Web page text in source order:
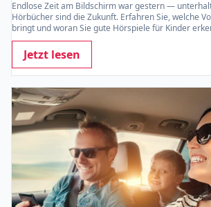
Endlose Zeit am Bildschirm war gestern —
Hörbücher sind die Zukunft. Erfahren Sie, welche
bringt und woran Sie gute Hörspiele für Kinder
Jetzt lesen